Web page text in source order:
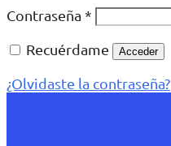
Contraseña *
Recuérdame
Acceder
¿Olvidaste la contraseña?